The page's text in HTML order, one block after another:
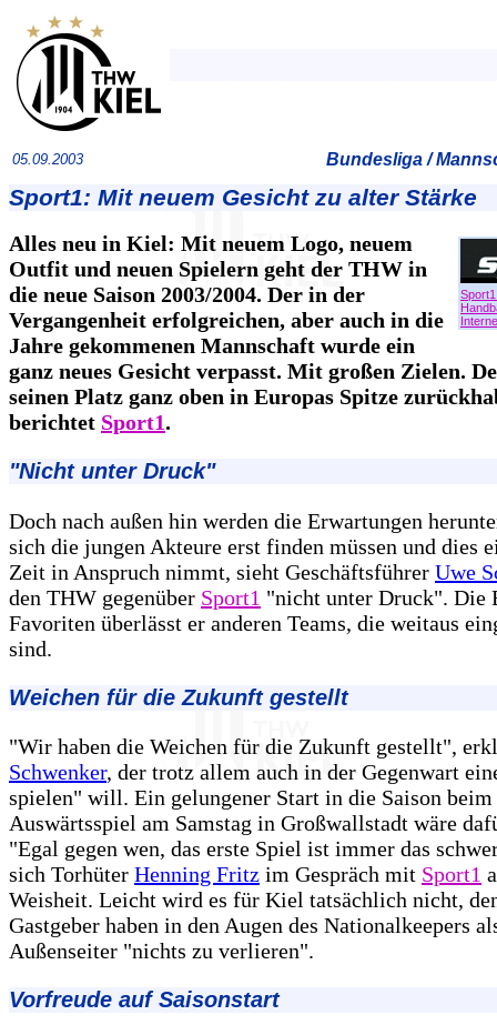
05.09.2003 Bundesliga /
Sport1: Mit neuem Gesicht zu alter Stärke
Alles neu in Kiel: Mit neuem Logo, neuem
Outfit und neuen Spielern geht der THW in
die neue Saison 2003/2004. Der in der
Vergangenheit erfolgreichen, aber auch in die
Jahre gekommenen Mannschaft wurde ein
ganz neues Gesicht verpasst. Mit großen Zielen.
seinen Platz ganz oben in Europas Spitze
berichtet Sport1.
"Nicht unter Druck"
Doch nach außen hin werden die Erwartungen
sich die jungen Akteure erst finden müssen und dies
Zeit in Anspruch nimmt, sieht Geschäftsführer Uwe
den THW gegenüber Sport1 "nicht unter Druck". Die
Favoriten überlässt er anderen Teams, die weitaus
sind.
Weichen für die Zukunft gestellt
"Wir haben die Weichen für die Zukunft gestellt",
Schwenker, der trotz allem auch in der Gegenwart
spielen" will. Ein gelungener Start in die Saison beim
Auswärtsspiel am Samstag in Großwallstadt wäre
"Egal gegen wen, das erste Spiel ist immer das
sich Torhüter Henning Fritz im Gespräch mit Sport1
Weisheit. Leicht wird es für Kiel tatsächlich nicht,
Gastgeber haben in den Augen des Nationalkeepers
Außenseiter "nichts zu verlieren".
Vorfreude auf Saisonstart